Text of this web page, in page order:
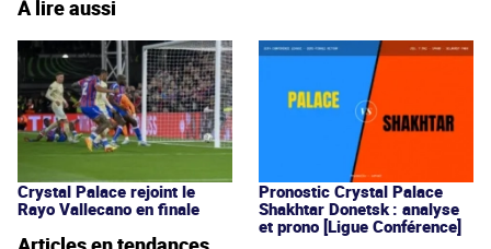
À lire aussi
Crystal Palace rejoint le
Rayo Vallecano en finale
Pronostic Crystal Palace
Shakhtar Donetsk : analyse
et prono [Ligue Conférence]